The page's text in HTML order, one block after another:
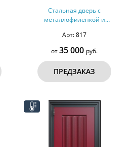
Стальная дверь с
металлофиленкой и
7011 (тип №2)
Арт: 817
от35 000 руб.
ПРЕДЗАКАЗ